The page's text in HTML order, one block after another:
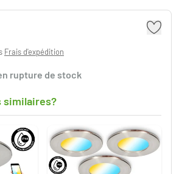
Frais d'expédition
rupture de stock
similaires?